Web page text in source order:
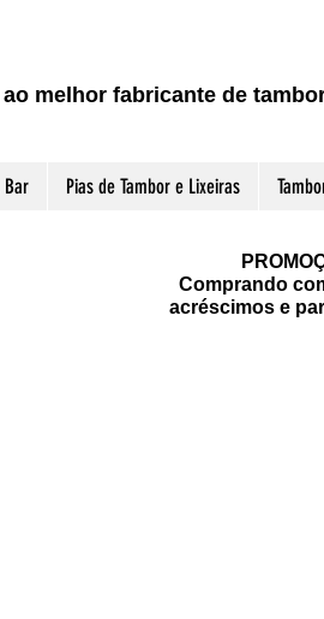
ao melhor fabricante de
Bar Pias de Tambor e Lixeiras
Comprando
acréscimos e